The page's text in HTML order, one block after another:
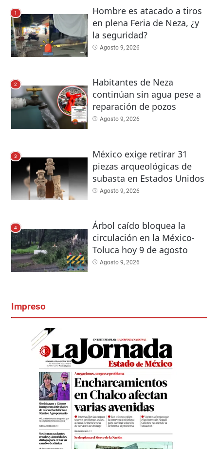
1
Hombre es atacado a tiros
en plena Feria de Neza, ¿y
la seguridad?
Agosto 9, 2026
2
Habitantes de Neza
continúan sin agua pese a
reparación de pozos
Agosto 9, 2026
3
México exige retirar 31
piezas arqueológicas de
subasta en Estados Unidos
Agosto 9, 2026
4
Árbol caído bloquea la
circulación en la México-
Toluca hoy 9 de agosto
Agosto 9, 2026
Impreso